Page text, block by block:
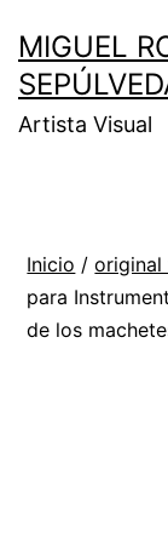
MIGUEL
Artista Visual
Inicio /
para
de los